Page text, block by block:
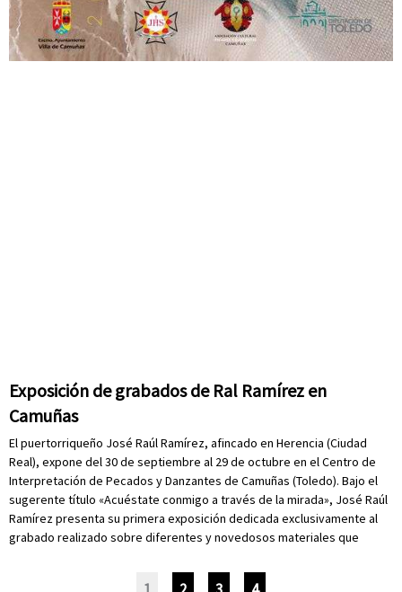
Exposición de grabados de Ral Ramírez en
Camuñas
El puertorriqueño José Raúl Ramírez, afincado en Herencia (Ciudad
Real), expone del 30 de septiembre al 29 de octubre en el Centro de
Interpretación de Pecados y Danzantes de Camuñas (Toledo). Bajo el
sugerente título «Acuéstate conmigo a través de la mirada», José Raúl
Ramírez presenta su primera exposición dedicada exclusivamente al
grabado realizado sobre diferentes y novedosos materiales que